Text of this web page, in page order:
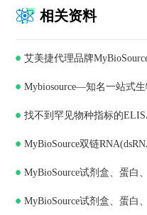
相关资料
艾美捷代理品牌
Mybiosource—知名一站式
找不到罕见物种指标的
MyBioSource双链
J5）和ELISA试剂盒
MyBioSource试剂盒、蛋白
MyBioSource试剂盒、蛋白